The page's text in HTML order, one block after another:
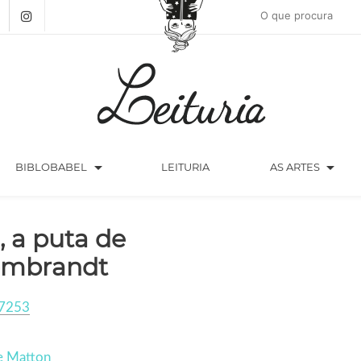
BIBLOBABEL arrow_drop_down LEITURIA AS ARTES arrow_drop_down
a puta de
Matton